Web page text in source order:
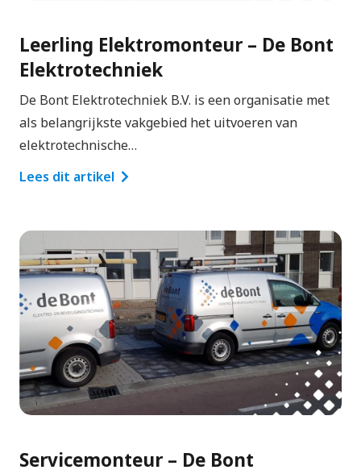
Leerling Elektromonteur – De Bont
Elektrotechniek
De Bont Elektrotechniek B.V. is een organisatie met
als belangrijkste vakgebied het uitvoeren van
elektrotechnische…
Lees dit artikel
Servicemonteur – De Bont